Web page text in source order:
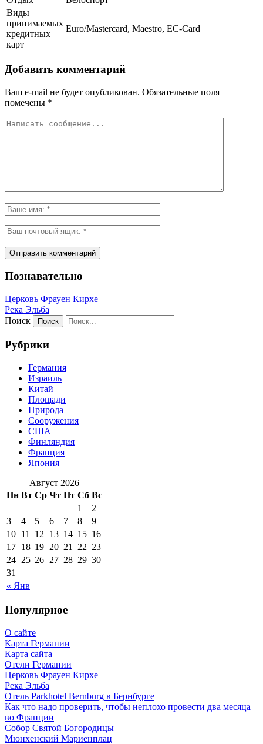
Виды
принимаемых
кредитных
карт
Euro/Mastercard, Maestro, EC-Card
Добавить комментарий
Ваш e-mail не будет опубликован. Обязательные поля
помечены *
Познавательно
Церковь Фрауен Кирхе
Река Эльба
Поиск
Рубрики
Германия
Израиль
Китай
Площади
Природа
Сооружения
США
Финляндия
Франция
Япония
Август 2026
Пн Вт Ср Чт Пт Сб Вс
« Янв
1
2
3
4 5 6 7 8
9
10 11 12 13 14 15 16
17 18 19 20 21 22 23
24 25 26 27 28 29 30
31
Популярное
О сайте
Карта Германии
Карта сайта
Отели Германии
Церковь Фрауен Кирхе
Река Эльба
Отель Parkhotel Bernburg в Бернбурге
Как что надо проверить, чтобы неплохо провести два месяца
во Франции
Собор Святой Богородицы
Мюнхенский Мариенплац